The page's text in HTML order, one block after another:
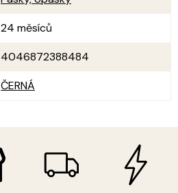
24 měsíců
4046872388484
ČERNÁ